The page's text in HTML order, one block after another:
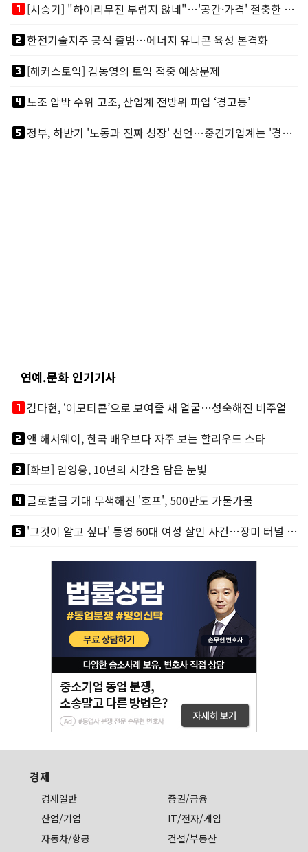
looks_one
[시승기] "하이리무진 부럽지 않네"…'공간·가격' 절충한 카니발 하이루프
looks_two한전기술지주 공식 출범…에너지 유니콘 육성 본격화
looks_3[해커스토익] 김동영의 토익 적중 예상문제
looks_4노조 압박 수위 고조, 산업계 전방위 파업 ‘경고등’
looks_5
정부, 하반기 '노동과 진짜 성장' 선언…중견기업계는 '경영 불확실성' 우려
연예.문화 인기기사
looks_one김다현, ‘이모티콘’으로 보여줄 새 얼굴…성숙해진 비주얼
looks_two앤 해서웨이, 한국 배우보다 자주 보는 할리우드 스타
looks_3[화보] 임영웅, 10년의 시간을 담은 눈빛
looks_4글로벌급 기대 무색해진 '호프', 500만도 가물가물
looks_5
'그것이 알고 싶다' 통영 60대 여성 살인 사건…장미 터널 아래 킬러, 누구냐 넌?
경제
경제일반
증권/금융
산업/기업
IT/전자/게임
자동차/항공
건설/부동산